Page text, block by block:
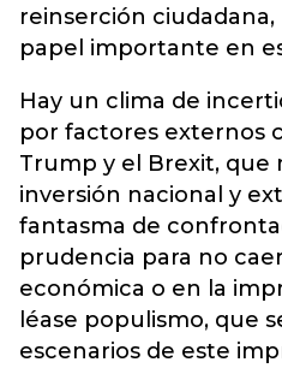
reinserción
papel importante en
Hay un clima de
por factores externos
Trump y el Brexit, que
inversión nacional y
fantasma de
prudencia para no
económica o en la
léase populismo, que
escenarios de este